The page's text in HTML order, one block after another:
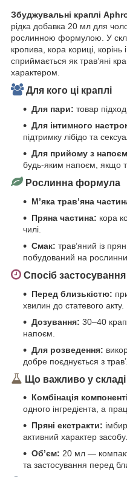
Збуджувальні краплі
рідка добавка 20 мл для
рослинною формулою. У
кропива, кора кориці,
сприймається як трав’яні
характером.
Для кого ці краплі
Для пари: товар
Для інтимного
підтримку лібідо та
Для прийому з
будь-яким напоєм, якщо
Рослинна формула
М’яка трав’яна
Пряна частина: кора
чилі.
Смак: трав’яний із
побудований на
Спосіб застосування
Перед близькістю:
хвилин до статевого акту.
Дозування: 30–40
напоєм.
Для розведення:
добре поєднується з
Що важливо у складі
Комбінація
одного інгредієнта, а
Пряні екстракти:
активний характер засобу.
Об’єм: 20 мл —
та застосування перед